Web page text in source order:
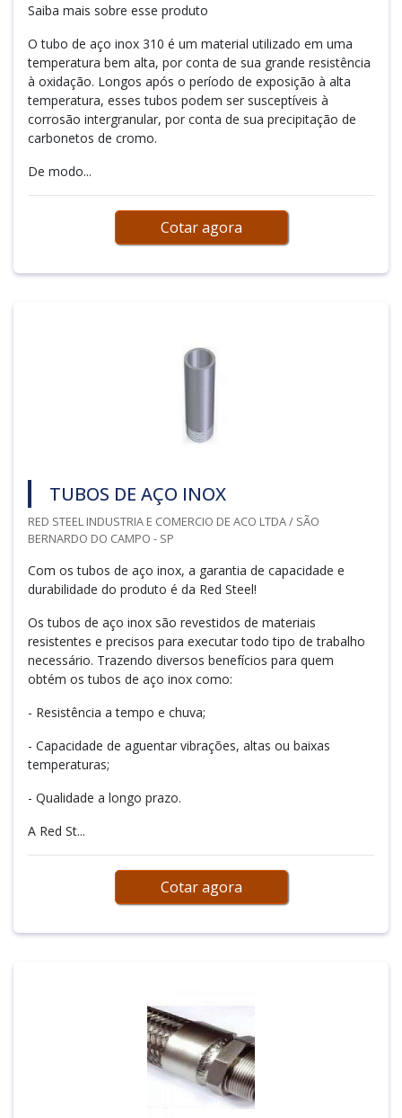
Saiba mais sobre esse produto
O tubo de aço inox 310 é um material utilizado em uma
temperatura bem alta, por conta de sua grande resistência
à oxidação. Longos após o período de exposição à alta
temperatura, esses tubos podem ser susceptíveis à
corrosão intergranular, por conta de sua precipitação de
carbonetos de cromo.
De modo...
Cotar agora
TUBOS DE AÇO INOX
RED STEEL INDUSTRIA E COMERCIO DE ACO LTDA / SÃO
BERNARDO DO CAMPO - SP
Com os tubos de aço inox, a garantia de capacidade e
durabilidade do produto é da Red Steel!
Os tubos de aço inox são revestidos de materiais
resistentes e precisos para executar todo tipo de trabalho
necessário. Trazendo diversos benefícios para quem
obtém os tubos de aço inox como:
- Resistência a tempo e chuva;
- Capacidade de aguentar vibrações, altas ou baixas
temperaturas;
- Qualidade a longo prazo.
A Red St...
Cotar agora